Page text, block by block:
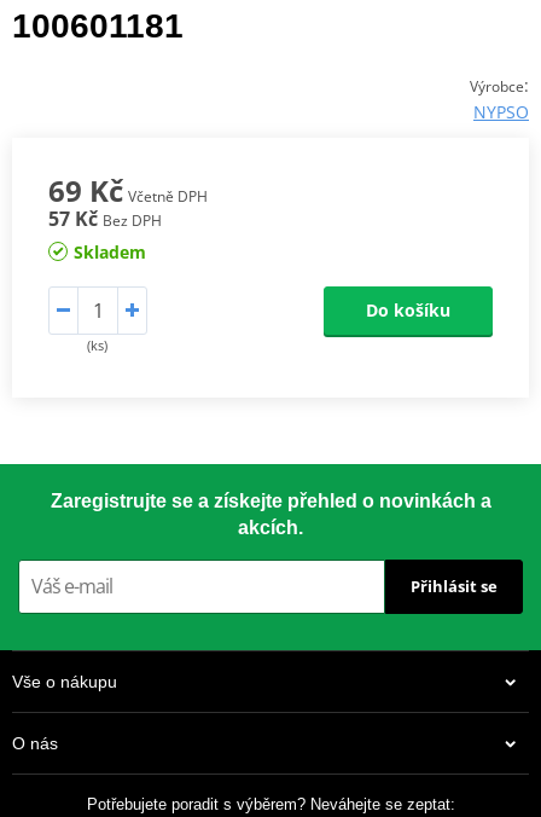
100601181
Výrobce:
NYPSO
69 Kč Včetně DPH
57 Kč Bez DPH
Skladem
(ks)
Do košíku
Zaregistrujte se a získejte přehled o novinkách a
akcích.
Přihlásit se
Vše o nákupu
O nás
Potřebujete poradit s výběrem? Neváhejte se zeptat: